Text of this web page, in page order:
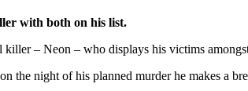
with both on his list.
– Neon – who displays his victims
the night of his planned murder he makes a